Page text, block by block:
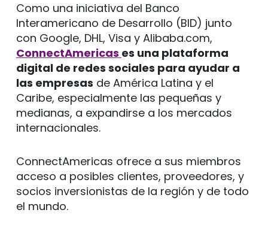
Como una iniciativa del Banco
Interamericano de Desarrollo (BID) junto
con Google, DHL, Visa y Alibaba.com,
ConnectAmericas es una plataforma
digital de redes sociales para ayudar a
las empresas de América Latina y el
Caribe, especialmente las pequeñas y
medianas, a expandirse a los mercados
internacionales.
ConnectAmericas ofrece a sus miembros
acceso a posibles clientes, proveedores, y
socios inversionistas de la región y de todo
el mundo.